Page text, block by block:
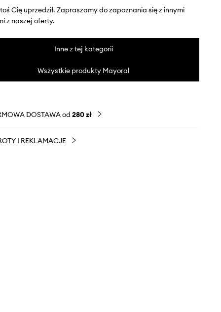
Cię uprzedził. Zapraszamy do zapoznania się z innymi
z naszej oferty.
Inne z tej kategorii
Wszystkie produkty Mayoral
DOSTAWA od 280 zł
I REKLAMACJE